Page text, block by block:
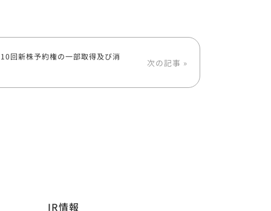
回新株予約権の一部取得及び消
次の記事 »
IR情報